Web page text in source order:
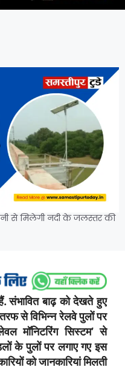
से मिलेगी नदी के जलस्तर की
संभावित बाढ़ को देखते हुए
से विभिन्न रेलवे पुलों पर
मॉनिटरिंग सिस्टम’ से
के पुलों पर लगाए गए इस
को जानकारियां मिलती